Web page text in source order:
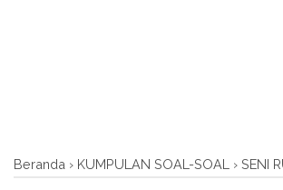
Beranda › KUMPULAN SOAL-SOAL › SENI